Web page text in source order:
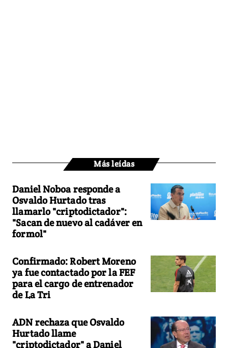
Más leídas
Daniel Noboa responde a
Osvaldo Hurtado tras
llamarlo "criptodictador":
"Sacan de nuevo al cadáver en
formol"
Confirmado: Robert Moreno
ya fue contactado por la FEF
para el cargo de entrenador
de La Tri
ADN rechaza que Osvaldo
Hurtado llame
"criptodictador" a Daniel